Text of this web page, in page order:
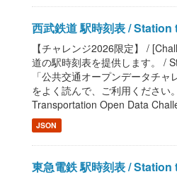
西武鉄道 駅時刻表 /
【チャレンジ2026限定】 /
道の駅時刻表を提供します。 /
「公共交通オープンデータチャ
をよく読んで、ご利用ください
Transportation Open Data
JSON
東急電鉄 駅時刻表 /